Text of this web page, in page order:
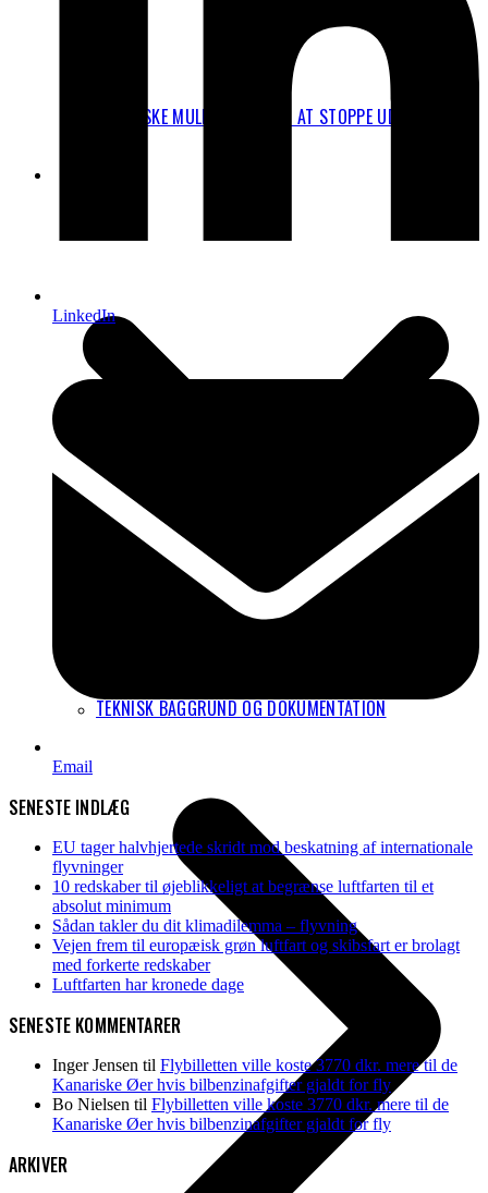
JURIDISKE MULIGHEDER FOR AT STOPPE UDVIDELSEN
TEKNISK BAGGRUND OG DOKUMENTATION
LinkedIn
Email
SENESTE INDLÆG
EU tager halvhjertede skridt mod beskatning af internationale
flyvninger
10 redskaber til øjeblikkeligt at begrænse luftfarten til et
absolut minimum
Sådan takler du dit klimadilemma – flyvning
Vejen frem til europæisk grøn luftfart og skibsfart er brolagt
med forkerte redskaber
Luftfarten har kronede dage
SENESTE KOMMENTARER
Inger Jensen til Flybilletten ville koste 3770 dkr. mere til de
Kanariske Øer hvis bilbenzinafgifter gjaldt for fly
Bo Nielsen til Flybilletten ville koste 3770 dkr. mere til de
Kanariske Øer hvis bilbenzinafgifter gjaldt for fly
ARKIVER